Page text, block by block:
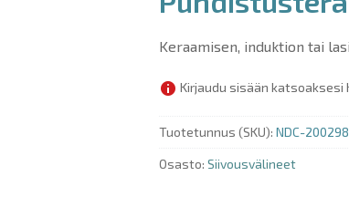
Keraamisen, induktion tai
Kirjaudu sisään katsoaksesi
Tuotetunnus (SKU): NDC-200298
Osasto: Siivousvälineet